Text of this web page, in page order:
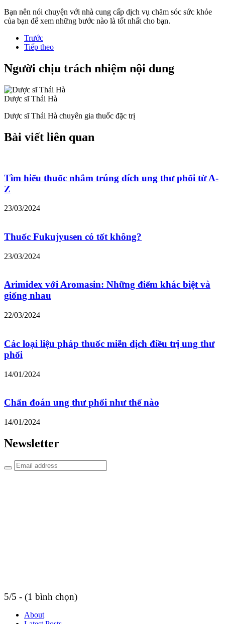
Bạn nên nói chuyện với nhà cung cấp dịch vụ chăm sóc sức khỏe
của bạn để xem những bước nào là tốt nhất cho bạn.
Trước
Tiếp theo
Người chịu trách nhiệm nội dung
Dược sĩ Thái Hà
Dược sĩ Thái Hà chuyên gia thuốc đặc trị
Bài viết liên quan
Tìm hiểu thuốc nhắm trúng đích ung thư phổi từ A-
Z
23/03/2024
Thuốc Fukujyusen có tốt không?
23/03/2024
Arimidex với Aromasin: Những điểm khác biệt và
giống nhau
22/03/2024
Các loại liệu pháp thuốc miễn dịch điều trị ung thư
phổi
14/01/2024
Chẩn đoán ung thư phổi như thế nào
14/01/2024
Newsletter
5/5 - (1 bình chọn)
About